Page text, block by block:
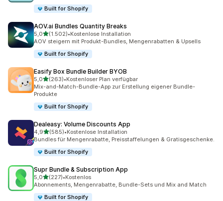
Built for Shopify
AOV.ai Bundles Quantity Breaks
5,0von 5 Sternen
(1.502)
1502 Rezensionen insgesamt
•Kostenlose Installation
AOV steigern mit Produkt-Bundles, Mengenrabatten & Upsells
Built for Shopify
Easify Box Bundle Builder BYOB
5,0von 5 Sternen
(263)
263 Rezensionen insgesamt
•Kostenloser Plan verfügbar
Mix-and-Match-Bundle-App zur Erstellung eigener Bundle-
Produkte
Built for Shopify
Dealeasy: Volume Discounts App
4,9von 5 Sternen
(585)
585 Rezensionen insgesamt
•Kostenlose Installation
Bundles für Mengenrabatte, Preisstaffelungen & Gratisgeschenke.
Built for Shopify
Supr Bundle & Subscription App
5,0von 5 Sternen
(227)
227 Rezensionen insgesamt
•Kostenlos
Abonnements, Mengenrabatte, Bundle-Sets und Mix and Match
Built for Shopify